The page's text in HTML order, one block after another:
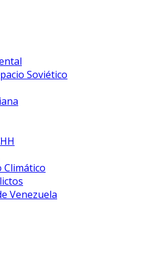
Soviético
Climático
Venezuela